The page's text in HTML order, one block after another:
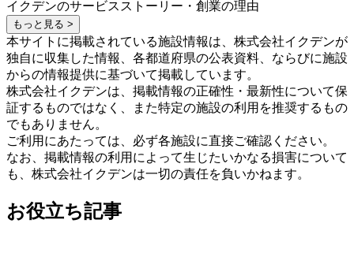
イクデンのサービスストーリー・創業の理由
もっと見る >
本サイトに掲載されている施設情報は、株式会社イクデンが
独自に収集した情報、各都道府県の公表資料、ならびに施設
からの情報提供に基づいて掲載しています。
株式会社イクデンは、掲載情報の正確性・最新性について保
証するものではなく、また特定の施設の利用を推奨するもの
でもありません。
ご利用にあたっては、必ず各施設に直接ご確認ください。
なお、掲載情報の利用によって生じたいかなる損害について
も、株式会社イクデンは一切の責任を負いかねます。
お役立ち記事